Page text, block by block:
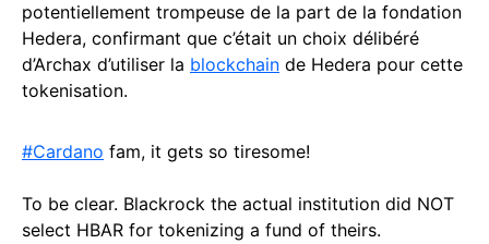
potentiellement trompeuse de la part de la fondation
Hedera, confirmant que c’était un choix délibéré
d’Archax d’utiliser la blockchain de Hedera pour cette
tokenisation.
#Cardano fam, it gets so tiresome!
To be clear. Blackrock the actual institution did NOT
select HBAR for tokenizing a fund of theirs.